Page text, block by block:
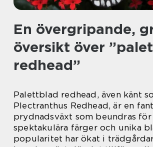
En övergripande,
översikt över
redhead”
Palettblad redhead, även känt
Plectranthus Redhead, är en
prydnadsväxt som beundras för
spektakulära färger och unika
popularitet har ökat i